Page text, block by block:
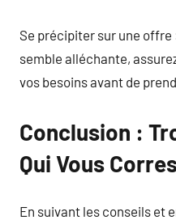
Se précipiter sur une
semble alléchante,
vos besoins avant de
Conclusion :
Qui Vous
En suivant les conseils et